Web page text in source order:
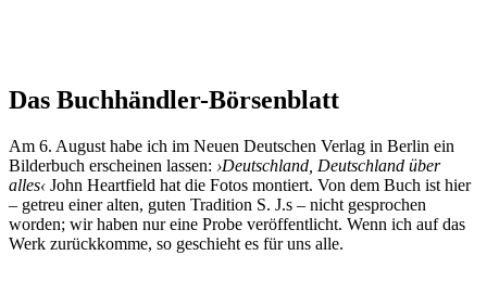
Das Buchhändler-Börsenblatt
Am 6. August habe ich im Neuen Deutschen Verlag in Berlin ein
Bilderbuch erscheinen lassen: ›Deutschland, Deutschland über
alles‹ John Heartfield hat die Fotos montiert. Von dem Buch ist hier
– getreu einer alten, guten Tradition S. J.s – nicht gesprochen
worden; wir haben nur eine Probe veröffentlicht. Wenn ich auf das
Werk zurückkomme, so geschieht es für uns alle.